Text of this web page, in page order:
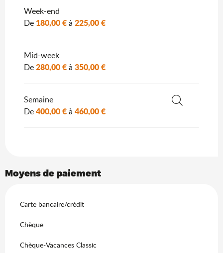
Week-end
De 180,00 €à 225,00 €
Mid-week
De280,00 €à 350,00 €
Semaine
De400,00 €à 460,00 €
Moyens de paiement
Carte bancaire/crédit
Chèque
Chèque-Vacances Classic